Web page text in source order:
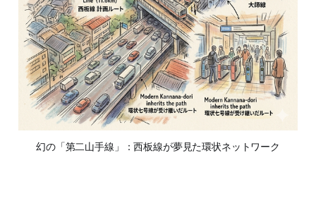
幻の「第二山手線」：西板線が夢見た環状ネットワーク